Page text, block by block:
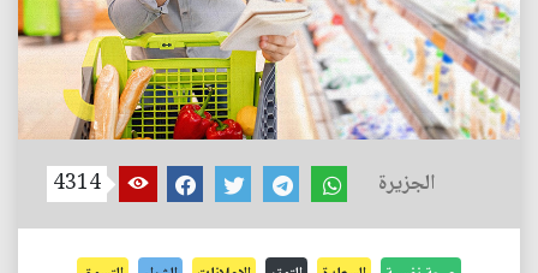
الجزيرة 4314